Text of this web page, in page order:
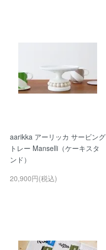
aarikka アーリッカ サービング
トレー Manselli（ケーキスタ
ンド）
20,900円(税込)